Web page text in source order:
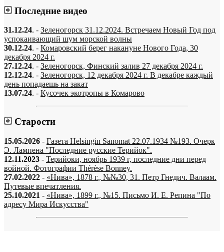
Последние видео
31.12.24. - Зеленогорск 31.12.2024. Встречаем Новый Год под
успокаивающий шум морской волны
30.12.24. - Комаровский берег накануне Нового Года, 30
декабря 2024 г.
27.12.24. - Зеленогорск, Финский залив 27 декабря 2024 г.
12.12.24. - Зеленогорск, 12 декабря 2024 г. В декабре каждый
день попадаешь на закат
13.07.24. - Кусочек экотропы в Комарово
Старости
15.05.2026 - Газета Helsingin Sanomat 22.07.1934 №193. Очерк
Э. Лампена "Последние русские Терийок".
12.11.2023 - Терийоки, ноябрь 1939 г, последние дни перед
войной. Фотографии Thérèse Bonney.
27.02.2022 - «Нива», 1878 г., №№30, 31. Петр Гнедич. Валаам.
Путевые впечатления.
25.10.2021 - «Нива», 1899 г., №15. Письмо И. Е. Репина "По
адресу Мира Искусства"